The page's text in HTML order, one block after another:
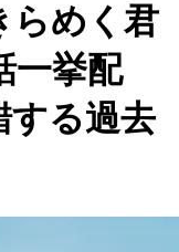
らめく君
一挙配
する過去